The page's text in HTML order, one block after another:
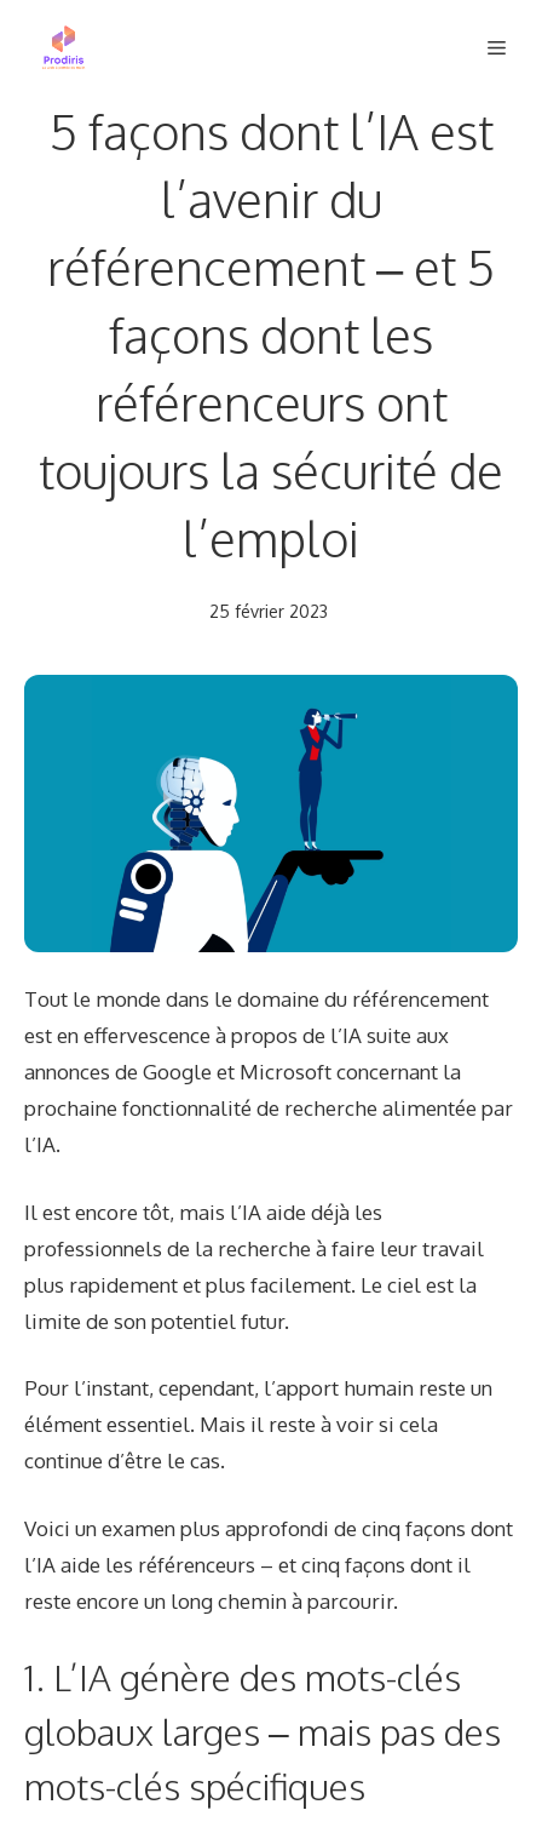
5 façons dont l’IA est
l’avenir du
référencement – et 5
façons dont les
référenceurs ont
toujours la sécurité de
l’emploi
25 février 2023
Tout le monde dans le domaine du référencement
est en effervescence à propos de l’IA suite aux
annonces de Google et Microsoft concernant la
prochaine fonctionnalité de recherche alimentée par
l’IA.
Il est encore tôt, mais l’IA aide déjà les
professionnels de la recherche à faire leur travail
plus rapidement et plus facilement. Le ciel est la
limite de son potentiel futur.
Pour l’instant, cependant, l’apport humain reste un
élément essentiel. Mais il reste à voir si cela
continue d’être le cas.
Voici un examen plus approfondi de cinq façons dont
l’IA aide les référenceurs – et cinq façons dont il
reste encore un long chemin à parcourir.
1. L’IA génère des mots-clés
globaux larges – mais pas des
mots-clés spécifiques